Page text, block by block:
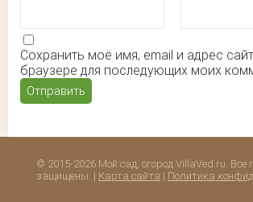
Сохранить моё имя, email и адрес
браузере для последующих моих
© 2015-2026 Мой сад, огород VillaVed.ru. Все
защищены. | Карта сайта | Политика